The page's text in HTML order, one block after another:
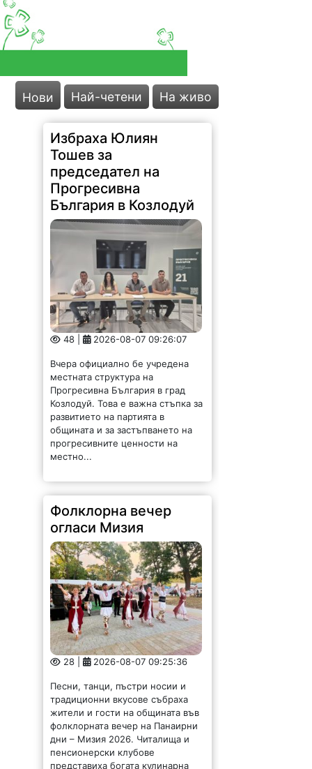
Нови Най-четени На живо
Избраха Юлиян
Тошев за
председател на
Прогресивна
България в Козлодуй
48 | 2026-08-07 09:26:07
Вчера официално бе учредена
местната структура на
Прогресивна България в град
Козлодуй. Това е важна стъпка за
развитието на партията в
общината и за застъпването на
прогресивните ценности на
местно...
Фолклорна вечер
огласи Мизия
28 | 2026-08-07 09:25:36
Песни, танци, пъстри носии и
традиционни вкусове събраха
жители и гости на общината във
фолклорната вечер на Панаирни
дни – Мизия 2026. Читалища и
пенсионерски клубове
представиха богата кулинарна